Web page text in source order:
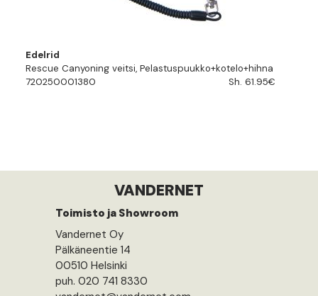
Edelrid
Rescue Canyoning veitsi, Pelastuspuukko+kotelo+hihna
720250001380
Sh. 61.95€
VANDERNET
Toimisto ja Showroom
Vandernet Oy
Pälkäneentie 14
00510 Helsinki
puh. 020 741 8330